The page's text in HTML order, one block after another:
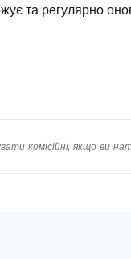
та регулярно
комісійні, якщо ви